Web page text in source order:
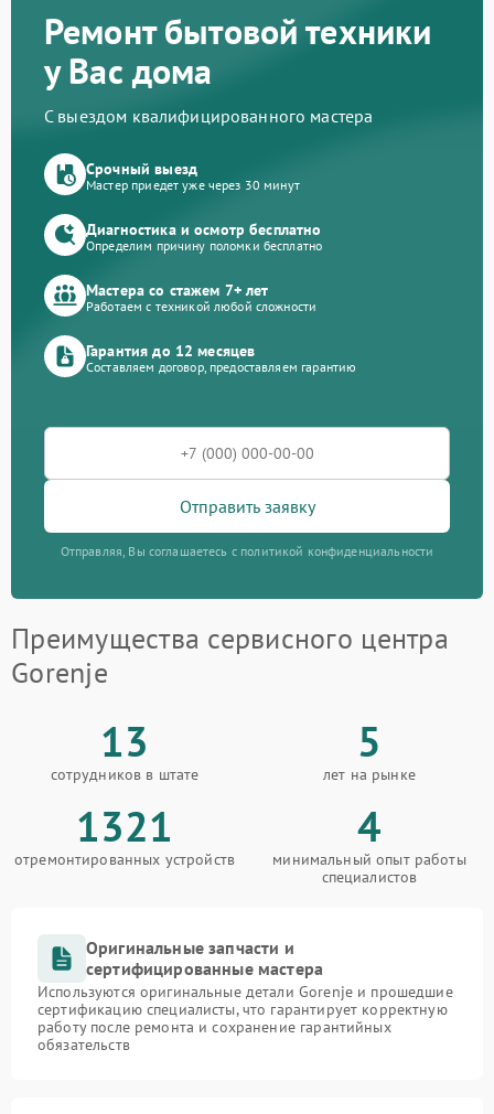
Ремонт бытовой техники
у Вас дома
С выездом квалифицированного мастера
Срочный выезд
Мастер приедет уже через 30 минут
Диагностика и осмотр бесплатно
Определим причину поломки бесплатно
Мастера со стажем 7+ лет
Работаем с техникой любой сложности
Гарантия до 12 месяцев
Составляем договор, предоставляем гарантию
Отправить заявку
Отправляя, Вы соглашаетесь с политикой конфиденциальности
Преимущества сервисного центра
Gorenje
13
сотрудников в штате
5
лет на рынке
1321
отремонтированных устройств
4
минимальный опыт работы
специалистов
Оригинальные запчасти и
сертифицированные мастера
Используются оригинальные детали Gorenje и прошедшие
сертификацию специалисты, что гарантирует корректную
работу после ремонта и сохранение гарантийных
обязательств